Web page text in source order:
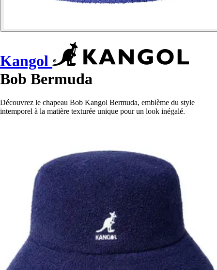
Kangol
Bob Bermuda
Découvrez le chapeau Bob Kangol Bermuda, emblème du style
intemporel à la matière texturée unique pour un look inégalé.